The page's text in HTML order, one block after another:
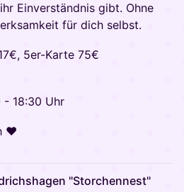
Einverständnis gibt. Ohne
für dich selbst.
5er-Karte 75€
- 18:30 Uhr
♥
"Storchennest"